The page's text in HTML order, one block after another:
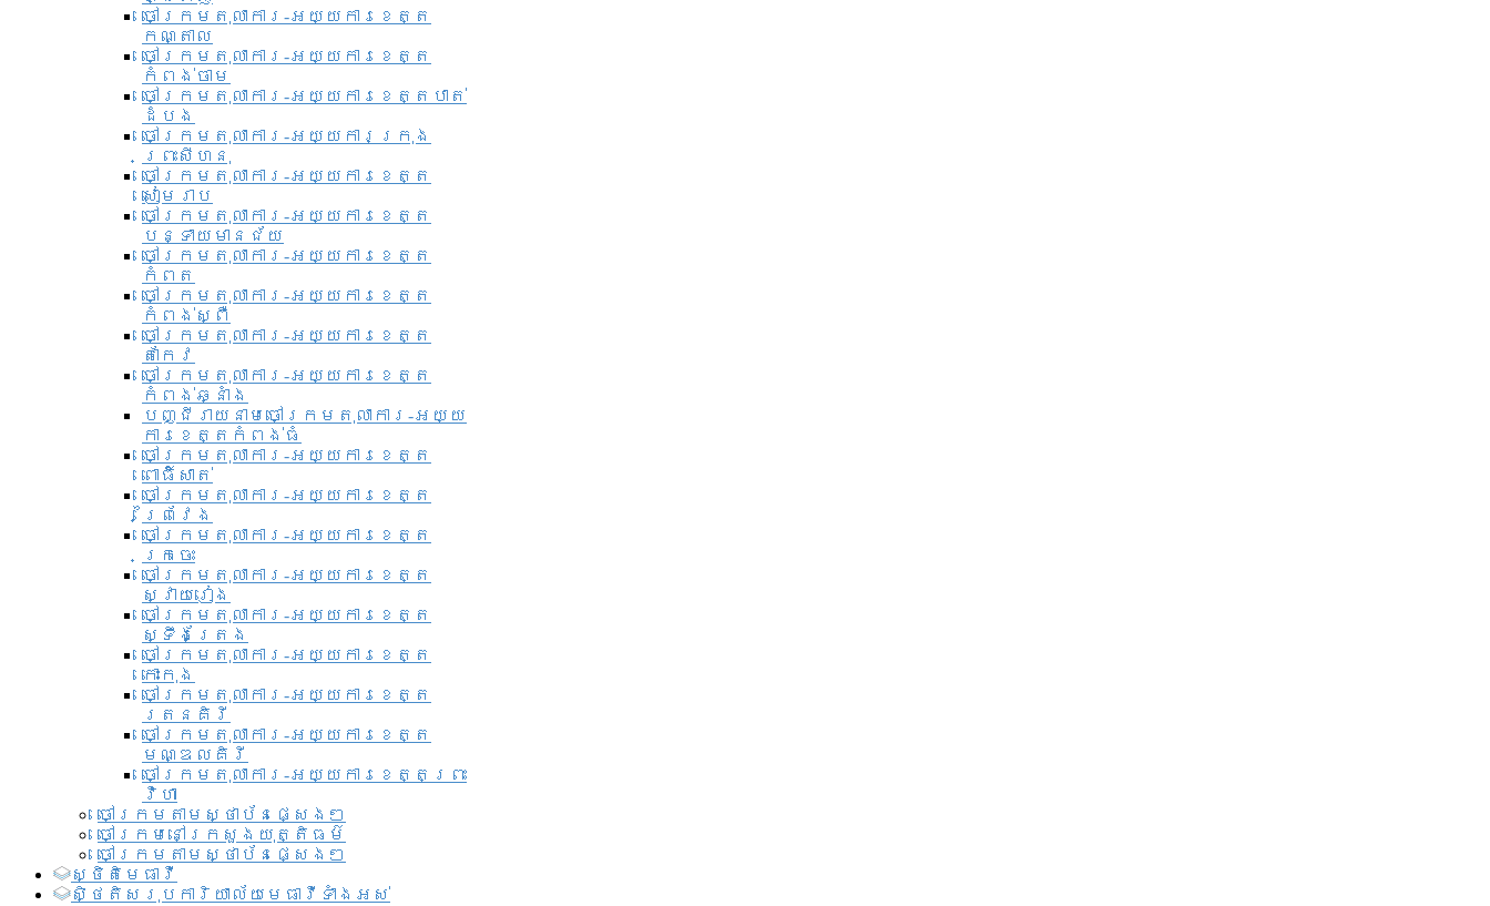
ចៅក្រមតុលាការ-អយ្យការខេត្ត
កណ្តាល
ចៅក្រមតុលាការ-អយ្យការខេត្ត
កំពង់ចាម
ចៅក្រមតុលាការ-អយ្យការខេត្តបាត់
ដំបង
ចៅក្រមតុលាការ-អយ្យការ​ក្រុង
ព្រះសីហនុ
ចៅក្រមតុលាការ-អយ្យការខេត្ត
សៀមរាប
ចៅក្រមតុលាការ-អយ្យការខេត្ត
បន្ទាយមានជ័យ
ចៅក្រមតុលាការ-អយ្យការខេត្ត
កំពត
ចៅក្រមតុលាការ-អយ្យការខេត្ត
កំពង់ស្ពឺ
ចៅក្រមតុលាការ-អយ្យការខេត្ត
តាកែវ
ចៅក្រមតុលាការ-អយ្យការខេត្ត
កំពង់ឆ្នាំង
បញ្ជីរាយនាមចៅក្រមតុលាការ-អយ្យ
ការខេត្តកំពង់ធំ
ចៅក្រមតុលាការ-អយ្យការខេត្ត
ពោធិ៍សាត់
ចៅក្រមតុលាការ-អយ្យការខេត្ត
ព្រៃវែង
ចៅក្រមតុលាការ-អយ្យការខេត្ត
ក្រចេះ
ចៅក្រមតុលាការ-អយ្យការខេត្ត
ស្វាយរៀង
ចៅក្រមតុលាការ-អយ្យការខេត្ត
ស្ទឹងត្រែង
ចៅក្រមតុលាការ-អយ្យការខេត្ត
កោះកុង
ចៅក្រមតុលាការ-អយ្យការខេត្ត
រតនគិរី
ចៅក្រមតុលាការ-អយ្យការខេត្ត
មណ្ឌលគិរី
ចៅក្រមតុលាការ-អយ្យការខេត្តព្រះ
វិហា
ចៅក្រមតាមស្ថាប័នផ្សេងៗ
ចៅក្រមនៅក្រសួងយុត្តិធម៌
ចៅក្រមតាមស្ថាប័នផ្សេងៗ
ស្ថិតិមេធាវី
សិ្ថតិសរុបការិយាល័យមេធាវីទាំងអស់​